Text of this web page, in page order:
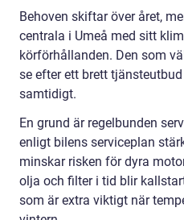
Behoven skiftar över året,
centrala i Umeå med sitt
körförhållanden. Den som
se efter ett brett
samtidigt.
En grund är regelbunden
enligt bilens serviceplan
minskar risken för dyra
olja och filter i tid blir
som är extra viktigt när